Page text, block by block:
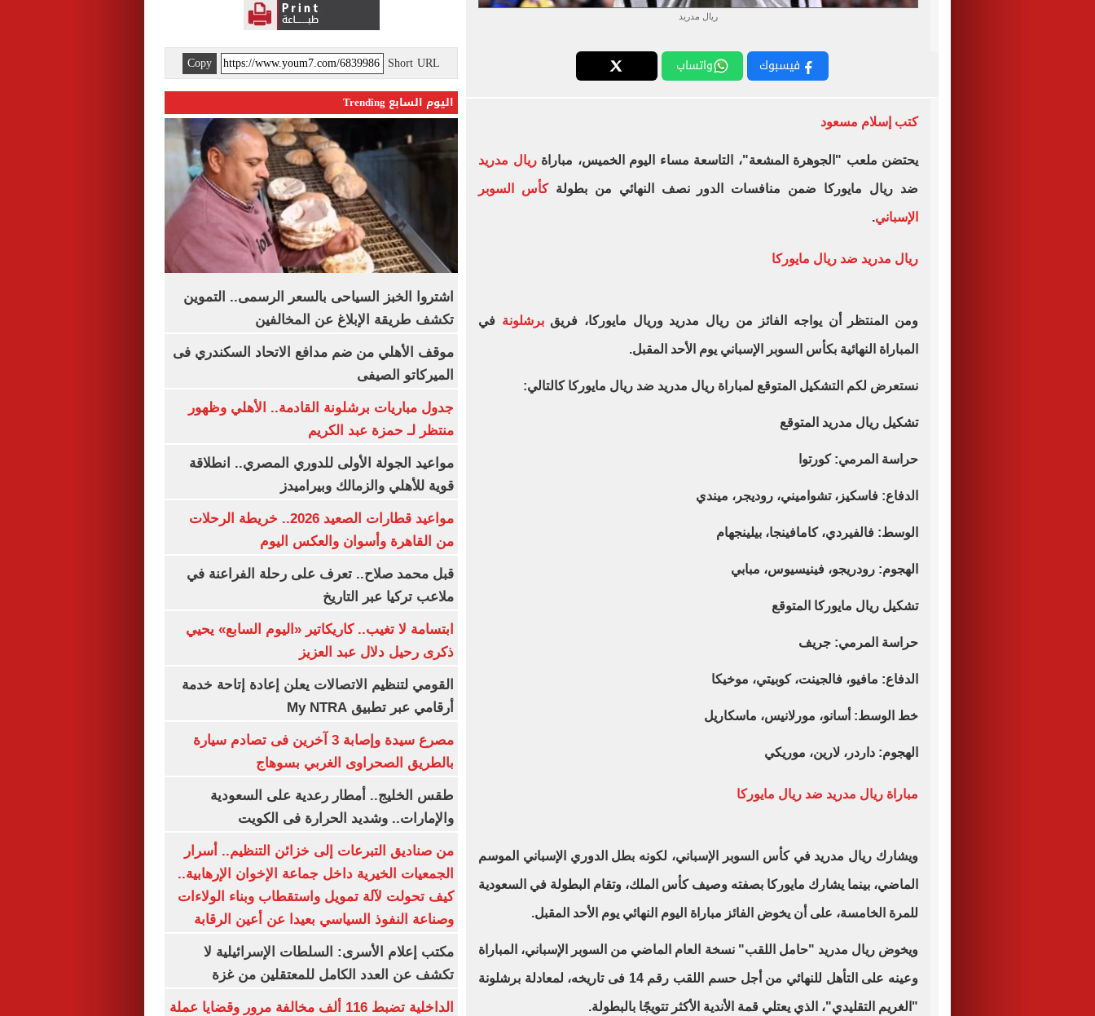
ريال مدريد
فيسبوك واتساب
كتب إسلام مسعود
يحتضن ملعب "الجوهرة المشعة"، التاسعة مساء اليوم الخميس، مباراةريال مدريد
ضد ريال مايوركا ضمن منافسات الدور نصف النهائي من بطولةكأس السوبر
الإسباني.
ريال مدريد ضد ريال مايوركا
ومن المنتظر أن يواجه الفائز من ريال مدريد وريال مايوركا، فريقبرشلونة في
المباراة النهائية بكأس السوبر الإسباني يوم الأحد المقبل.
نستعرض لكم التشكيل المتوقع لمباراة ريال مدريد ضد ريال مايوركا كالتالي:
تشكيل ريال مدريد المتوقع
حراسة المرمي: كورتوا
الدفاع: فاسكيز، تشواميني، روديجر، ميندي
الوسط: فالفيردي، كامافينجا، بيلينجهام
الهجوم: رودريجو، فينيسيوس، مبابي
تشكيل ريال مايوركا المتوقع
حراسة المرمي: جريف
الدفاع: مافيو، فالجينت، كوبيتي، موخيكا
خط الوسط: أسانو، مورلانيس، ماسكاريل
الهجوم: داردر، لارين، موريكي
مباراة ريال مدريد ضد ريال مايوركا
ويشارك ريال مدريد في كأس السوبر الإسباني، لكونه بطل الدوري الإسباني الموسم
الماضي، بينما يشارك مايوركا بصفته وصيف كأس الملك، وتقام البطولة في السعودية
للمرة الخامسة، على أن يخوض الفائز مباراة اليوم النهائي يوم الأحد المقبل.
ويخوض ريال مدريد "حامل اللقب" نسخة العام الماضي من السوبر الإسباني، المباراة
وعينه على التأهل للنهائي من أجل حسم اللقب رقم 14 فى تاريخه، لمعادلة برشلونة
"الغريم التقليدي"، الذي يعتلي قمة الأندية الأكثر تتويجًا بالبطولة.
Short URL
Copy
اليوم السابع Trending
اشتروا الخبز السياحى بالسعر الرسمى.. التموين
تكشف طريقة الإبلاغ عن المخالفين
موقف الأهلي من ضم مدافع الاتحاد السكندري فى
الميركاتو الصيفى
جدول مباريات برشلونة القادمة.. الأهلي وظهور
منتظر لـ حمزة عبد الكريم
مواعيد الجولة الأولى للدوري المصري.. انطلاقة
قوية للأهلي والزمالك وبيراميدز
مواعيد قطارات الصعيد 2026.. خريطة الرحلات
من القاهرة وأسوان والعكس اليوم
قبل محمد صلاح.. تعرف على رحلة الفراعنة في
ملاعب تركيا عبر التاريخ
ابتسامة لا تغيب.. كاريكاتير «اليوم السابع» يحيي
ذكرى رحيل دلال عبد العزيز
القومي لتنظيم الاتصالات يعلن إعادة إتاحة خدمة
أرقامي عبر تطبيق My NTRA
مصرع سيدة وإصابة 3 آخرين فى تصادم سيارة
بالطريق الصحراوى الغربي بسوهاج
طقس الخليج.. أمطار رعدية على السعودية
والإمارات.. وشديد الحرارة فى الكويت
من صناديق التبرعات إلى خزائن التنظيم.. أسرار
الجمعيات الخيرية داخل جماعة الإخوان الإرهابية..
كيف تحولت لآلة تمويل واستقطاب وبناء الولاءات
وصناعة النفوذ السياسي بعيدا عن أعين الرقابة
مكتب إعلام الأسرى: السلطات الإسرائيلية لا
تكشف عن العدد الكامل للمعتقلين من غزة
الداخلية تضبط 116 ألف مخالفة مرور وقضايا عملة